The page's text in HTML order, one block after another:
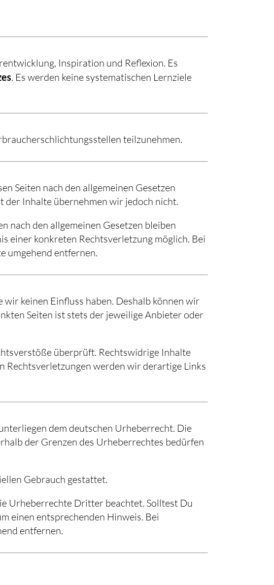
Inspiration und Reflexion. Es
. Es werden keine systematischen Lernziele
teilzunehmen.
Seiten nach den allgemeinen Gesetzen
Inhalte übernehmen wir jedoch nicht.
nach den allgemeinen Gesetzen bleiben
einer konkreten Rechtsverletzung möglich. Bei
umgehend entfernen.
keinen Einfluss haben. Deshalb können wir
Seiten ist stets der jeweilige Anbieter oder
überprüft. Rechtswidrige Inhalte
Rechtsverletzungen werden wir derartige Links
dem deutschen Urheberrecht. Die
der Grenzen des Urheberrechtes bedürfen
Gebrauch gestattet.
Urheberrechte Dritter beachtet. Solltest Du
einen entsprechenden Hinweis. Bei
entfernen.